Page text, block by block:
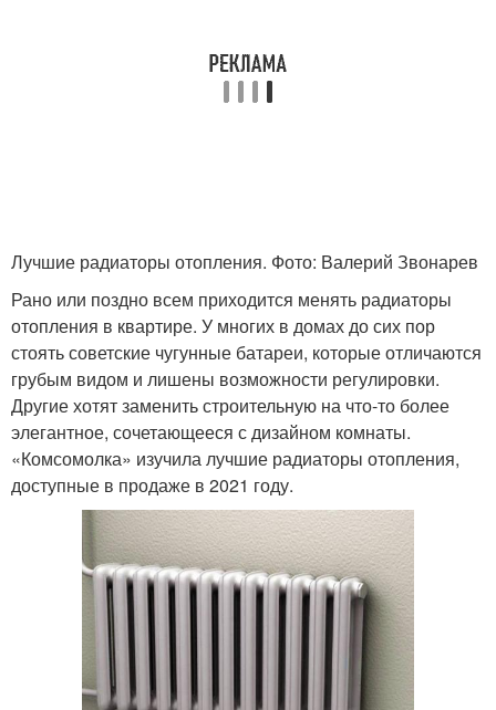
Лучшие радиаторы отопления. Фото: Валерий Звонарев
Рано или поздно всем приходится менять радиаторы
отопления в квартире. У многих в домах до сих пор
стоять советские чугунные батареи, которые отличаются
грубым видом и лишены возможности регулировки.
Другие хотят заменить строительную на что-то более
элегантное, сочетающееся с дизайном комнаты.
«Комсомолка» изучила лучшие радиаторы отопления,
доступные в продаже в 2021 году.